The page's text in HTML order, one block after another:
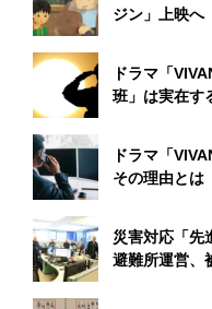
ジン」上映へ
ドラマ「
班」は実在す
ドラマ「
その理由と
災害対応「
避難所運営、